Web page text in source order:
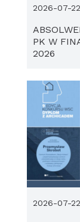
PK W
2026
2026-07-22
2026-07-22